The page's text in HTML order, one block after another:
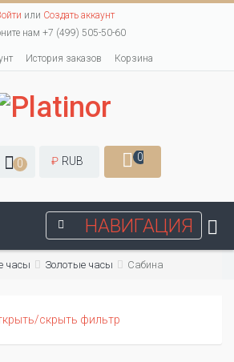
или Создать аккаунт
нам +7 (499) 505-50-60
История заказов Корзина
0 ₽ RUB 0
НАВИГАЦИЯ
часы Золотые часы Сабина
скрыть фильтр